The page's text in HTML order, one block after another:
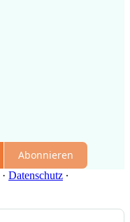
Abonnieren
· Datenschutz ∙